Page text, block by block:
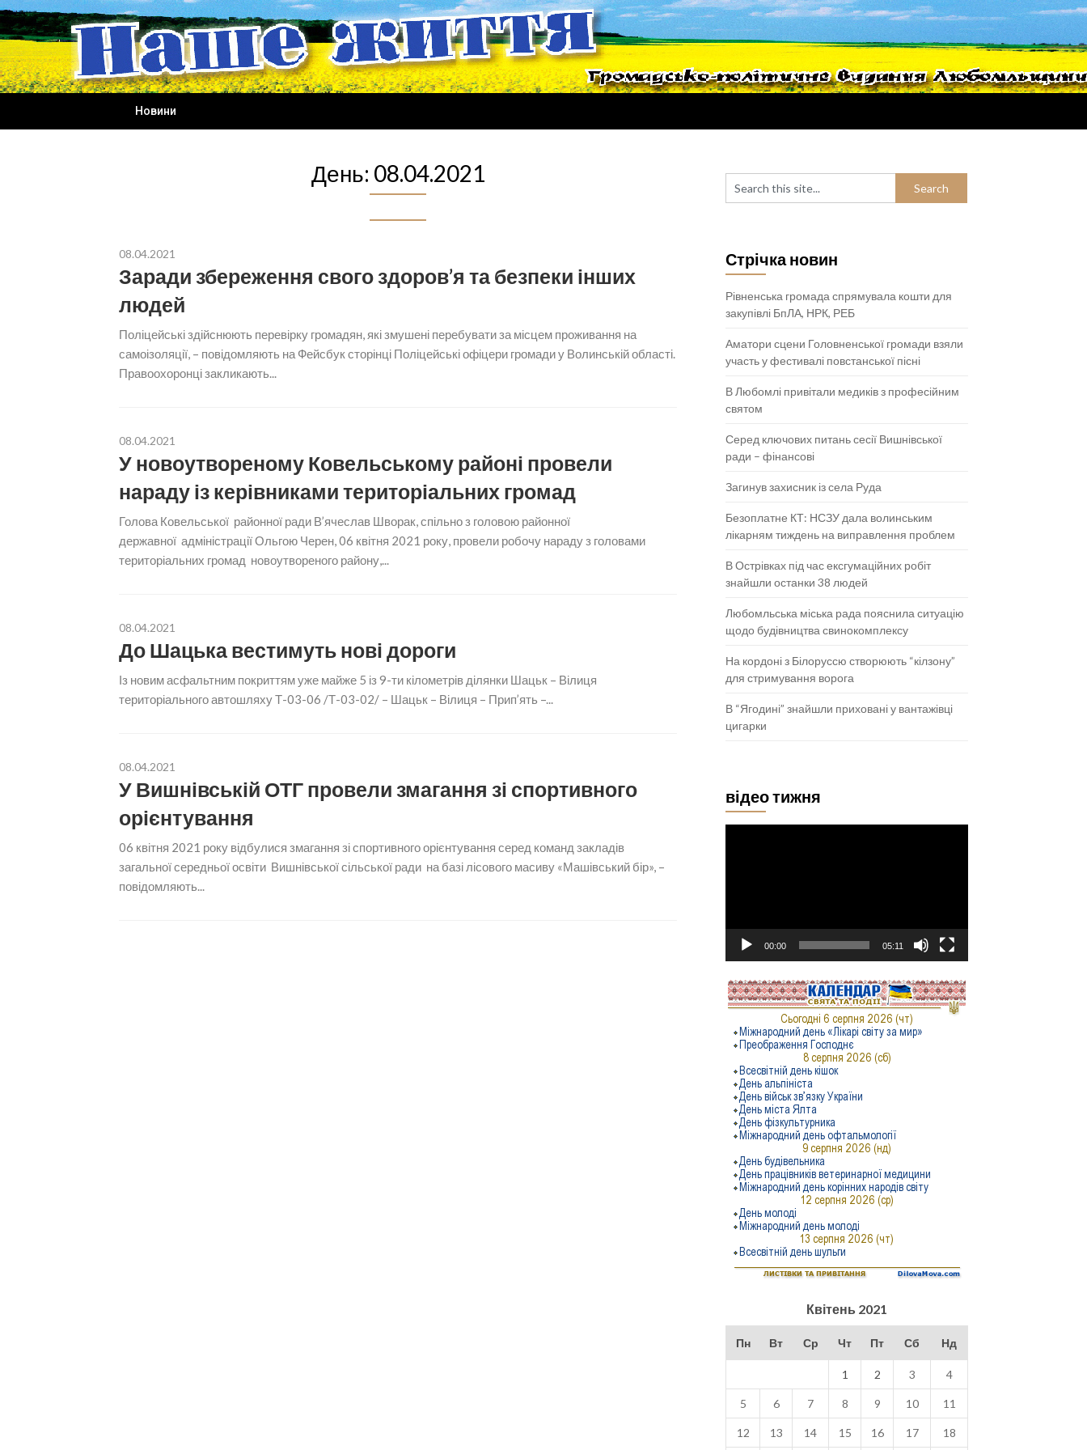
Skip
to
content
Новини
День: 08.04.2021
08.04.2021
Заради збереження свого здоров’я та безпеки інших
людей
Поліцейські здійснюють перевірку громадян, які змушені перебувати за місцем проживання на
самоізоляції, – повідомляють на Фейсбук сторінці Поліцейські офіцери громади у Волинській області.
Правоохоронці закликають...
08.04.2021
У новоутвореному Ковельському районі провели
нараду із керівниками територіальних громад
Голова Ковельської районної ради В’ячеслав Шворак, спільно з головою районної
державної адміністрації Ольгою Черен, 06 квітня 2021 року, провели робочу нараду з головами
територіальних громад новоутвореного району,...
08.04.2021
До Шацька вестимуть нові дороги
Із новим асфальтним покриттям уже майже 5 із 9-ти кілометрів ділянки Шацьк – Вілиця
територіального автошляху Т-03-06 /Т-03-02/ – Шацьк – Вілиця – Прип’ять –...
08.04.2021
У Вишнівській ОТГ провели змагання зі спортивного
орієнтування
06 квітня 2021 року відбулися змагання зі спортивного орієнтування серед команд закладів
загальної середньої освіти Вишнівської сільської ради на базі лісового масиву «Машівський бір», –
повідомляють...
Стрічка новин
Рівненська громада спрямувала кошти для
закупівлі БпЛА, НРК, РЕБ
Аматори сцени Головненської громади взяли
участь у фестивалі повстанської пісні
В Любомлі привітали медиків з професійним
святом
Серед ключових питань сесії Вишнівської
ради – фінансові
Загинув захисник із села Руда
Безоплатне КТ: НСЗУ дала волинським
лікарням тиждень на виправлення проблем
В Острівках під час ексгумаційних робіт
знайшли останки 38 людей
Любомльська міська рада пояснила ситуацію
щодо будівництва свинокомплексу
На кордоні з Білоруссю створюють “кілзону”
для стримування ворога
В “Ягодині” знайшли приховані у вантажівці
цигарки
відео тижня
00:00 05:11
Квітень 2021
Пн Вт Ср Чт Пт Сб Нд
1 2 3 4
5 6 7 8 9 10 11
12 13 14 15 16 17 18